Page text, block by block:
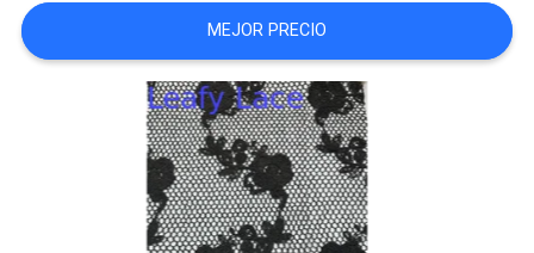
DEL
SITIO
POLÍTICA
PRIVACIDAD
MEJOR PRECIO